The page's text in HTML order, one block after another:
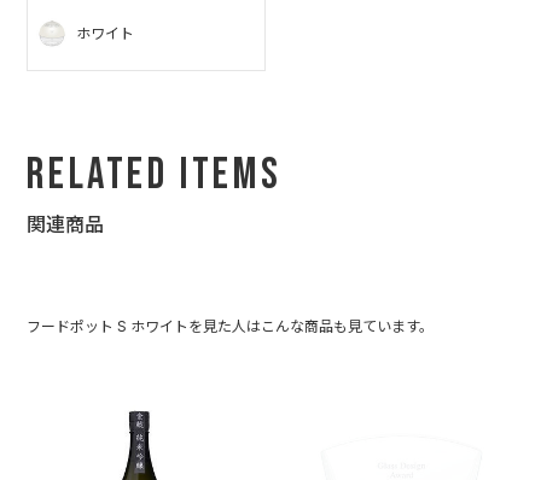
ホワイト
Related Items
関連商品
フードポット S ホワイトを見た人はこんな商品も見ています。